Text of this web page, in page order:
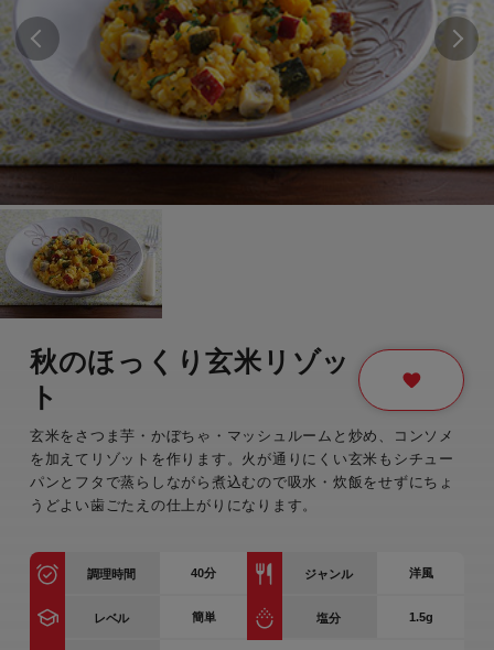
秋のほっくり玄米リゾッ
ト
玄米をさつま芋・かぼちゃ・マッシュルームと炒め、コンソメ
を加えてリゾットを作ります。火が通りにくい玄米もシチュー
パンとフタで蒸らしながら煮込むので吸水・炊飯をせずにちょ
うどよい歯ごたえの仕上がりになります。
調理時間 40分 ジャンル 洋風
レベル 簡単 塩分 1.5g